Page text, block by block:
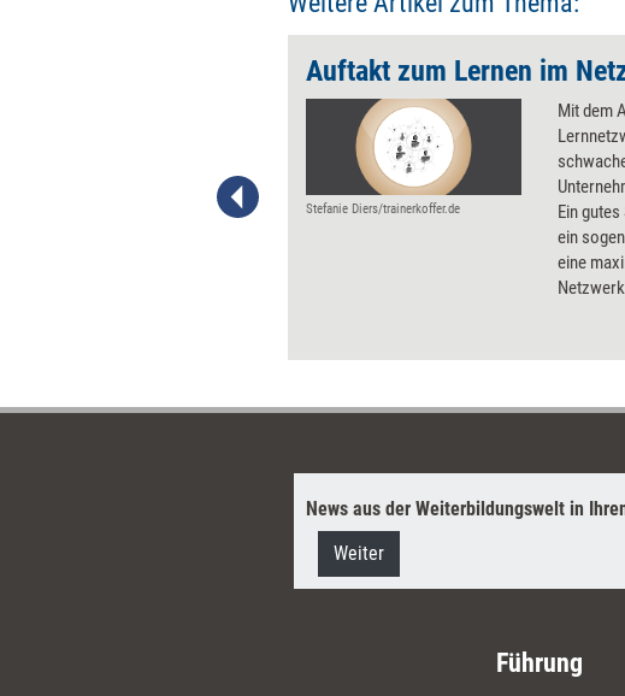
Auftakt zum Lernen im
Stefanie Diers/trainerkoffer.de
Mit dem
Ein
ein
eine
News aus der Weiterbildungswelt in
Weiter
Führung